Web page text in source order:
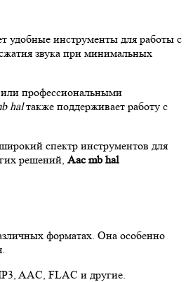
удобные инструменты для работы с
звука при минимальных
профессиональными
halтакже поддерживает работу с
спектр инструментов для
решений, Aac mb hal
форматах. Она особенно
AAC, FLAC и другие.